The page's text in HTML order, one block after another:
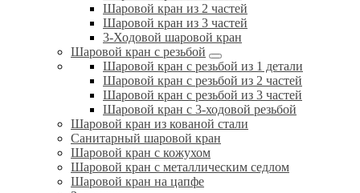
Шаровой кран из 2 частей
Шаровой кран из 3 частей
3-Ходовой шаровой кран
Шаровой кран с резьбой
Шаровой кран с резьбой из 1 детали
Шаровой кран с резьбой из 2 частей
Шаровой кран с резьбой из 3 частей
Шаровой кран с 3-ходовой резьбой
Шаровой кран из кованой стали
Санитарный шаровой кран
Шаровой кран с кожухом
Шаровой кран с металлическим седлом
Шаровой кран на цапфе